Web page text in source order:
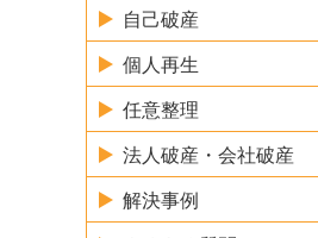
自己破産
個人再生
任意整理
法人破産・会社破産
解決事例